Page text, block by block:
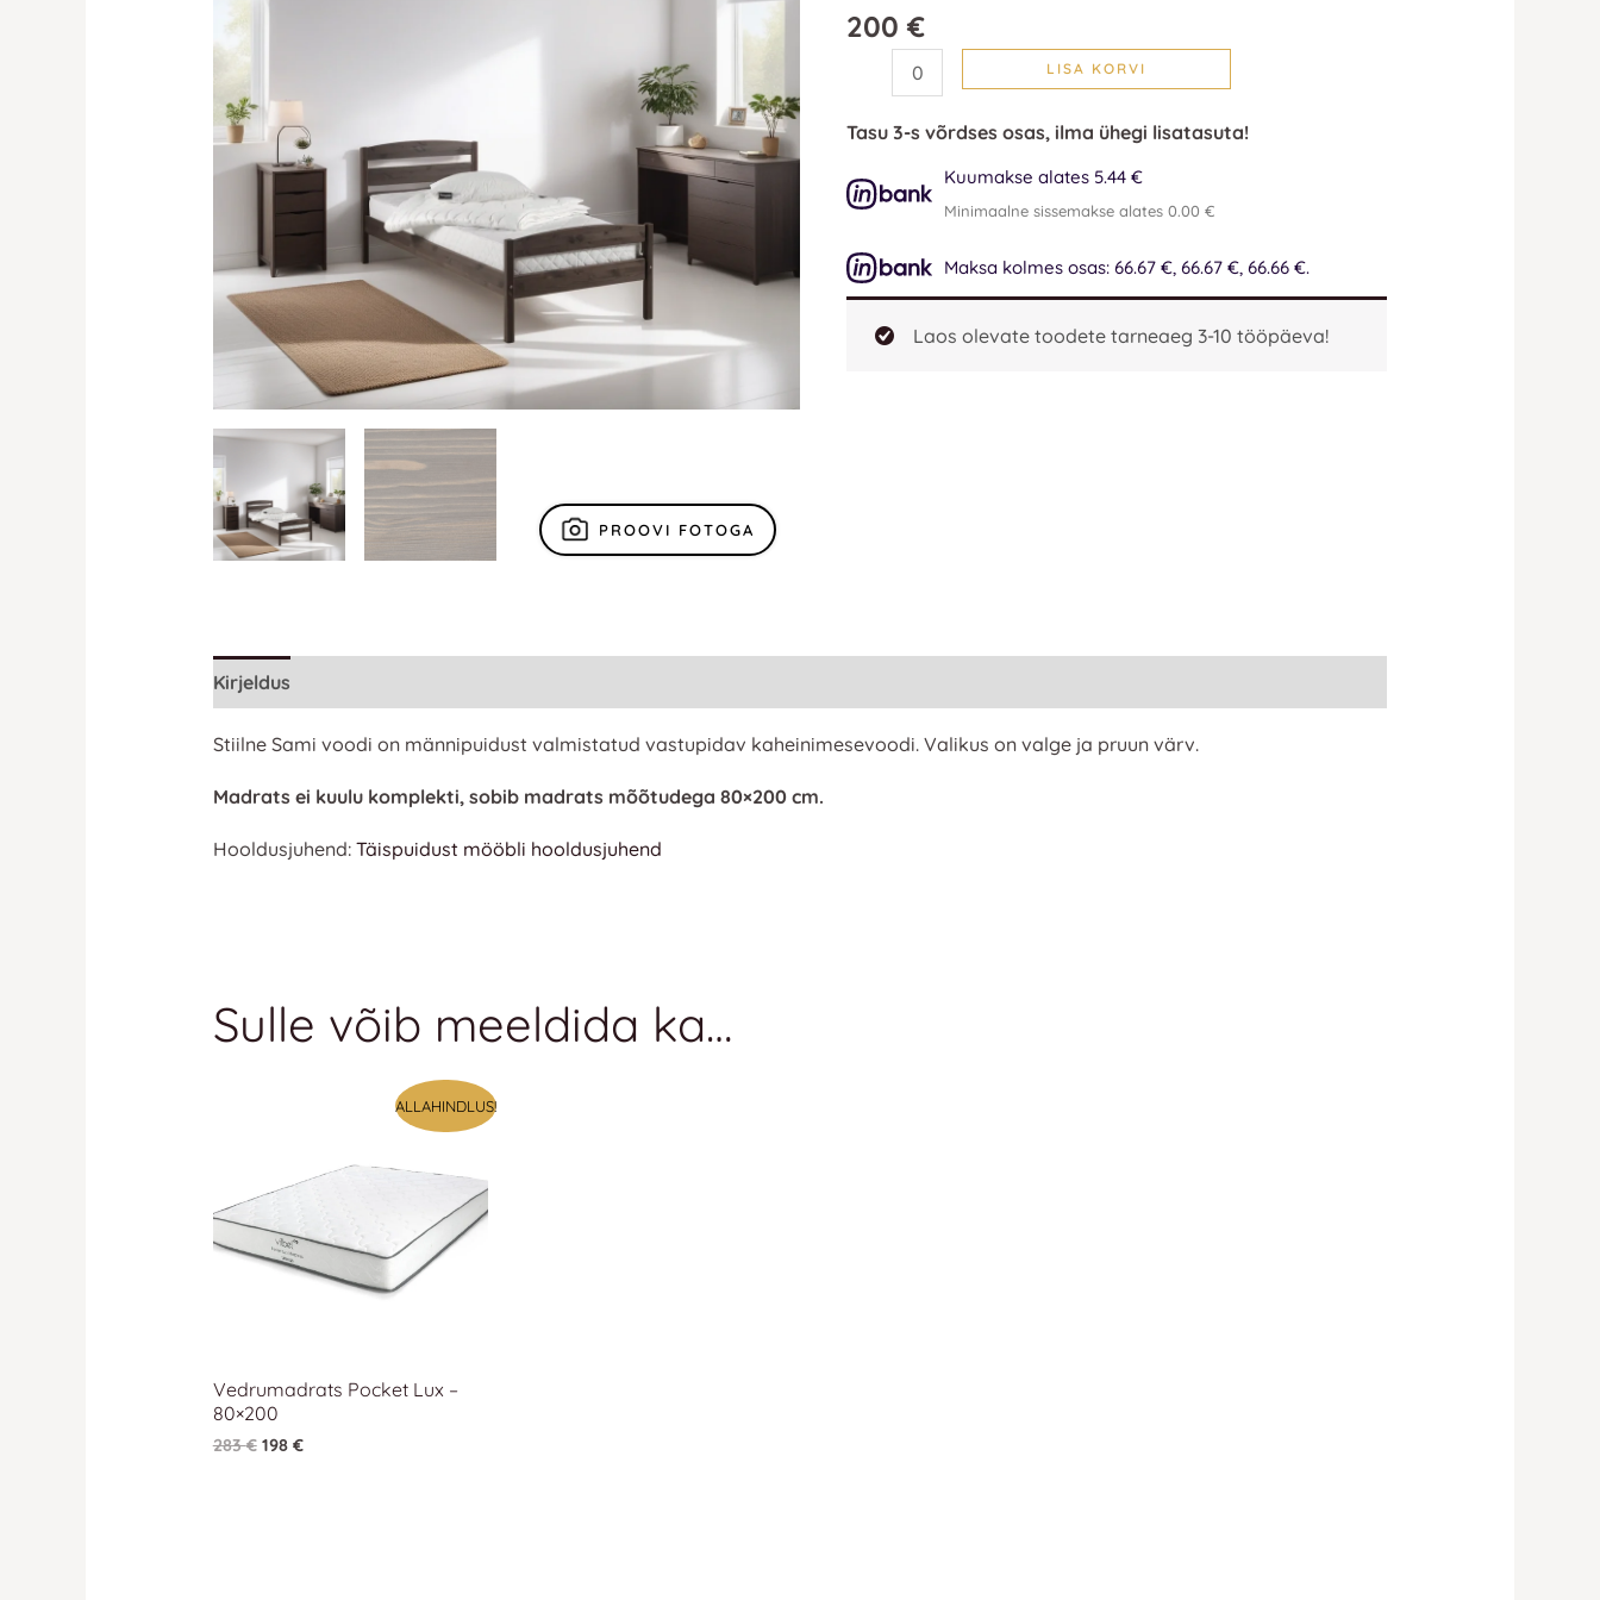
PROOVI FOTOGA
200€
LISA KORVI
Tasu 3-s võrdses osas, ilma ühegi lisatasuta!
Kuumakse alates 5.44 €
Minimaalne sissemakse alates 0.00 €
Maksa kolmes osas: 66.67 €, 66.67 €, 66.66 €.
Laos olevate toodete tarneaeg 3-10 tööpäeva!
Kirjeldus
Stiilne Sami voodi on männipuidust valmistatud vastupidav kaheinimesevoodi. Valikus on valge ja pruun värv.
Madrats ei kuulu komplekti, sobib madrats mõõtudega 80×200 cm.
Hooldusjuhend: Täispuidust mööbli hooldusjuhend
Sulle võib meeldida ka…
ALLAHINDLUS!
Vedrumadrats Pocket Lux –
80×200
283€ 198 €